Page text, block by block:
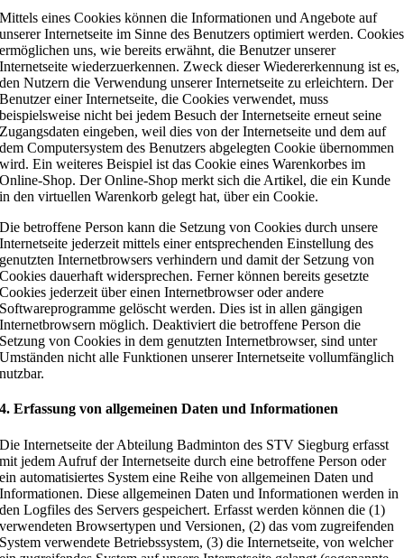
Mittels eines Cookies können die Informationen und Angebote auf
unserer Internetseite im Sinne des Benutzers optimiert werden. Cookies
ermöglichen uns, wie bereits erwähnt, die Benutzer unserer
Internetseite wiederzuerkennen. Zweck dieser Wiedererkennung ist es,
den Nutzern die Verwendung unserer Internetseite zu erleichtern. Der
Benutzer einer Internetseite, die Cookies verwendet, muss
beispielsweise nicht bei jedem Besuch der Internetseite erneut seine
Zugangsdaten eingeben, weil dies von der Internetseite und dem auf
dem Computersystem des Benutzers abgelegten Cookie übernommen
wird. Ein weiteres Beispiel ist das Cookie eines Warenkorbes im
Online-Shop. Der Online-Shop merkt sich die Artikel, die ein Kunde
in den virtuellen Warenkorb gelegt hat, über ein Cookie.
Die betroffene Person kann die Setzung von Cookies durch unsere
Internetseite jederzeit mittels einer entsprechenden Einstellung des
genutzten Internetbrowsers verhindern und damit der Setzung von
Cookies dauerhaft widersprechen. Ferner können bereits gesetzte
Cookies jederzeit über einen Internetbrowser oder andere
Softwareprogramme gelöscht werden. Dies ist in allen gängigen
Internetbrowsern möglich. Deaktiviert die betroffene Person die
Setzung von Cookies in dem genutzten Internetbrowser, sind unter
Umständen nicht alle Funktionen unserer Internetseite vollumfänglich
nutzbar.
4. Erfassung von allgemeinen Daten und Informationen
Die Internetseite der Abteilung Badminton des STV Siegburg erfasst
mit jedem Aufruf der Internetseite durch eine betroffene Person oder
ein automatisiertes System eine Reihe von allgemeinen Daten und
Informationen. Diese allgemeinen Daten und Informationen werden in
den Logfiles des Servers gespeichert. Erfasst werden können die (1)
verwendeten Browsertypen und Versionen, (2) das vom zugreifenden
System verwendete Betriebssystem, (3) die Internetseite, von welcher